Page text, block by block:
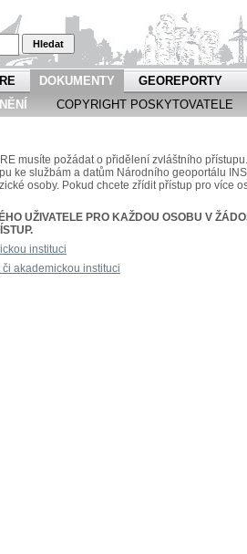
Hledat
DOKUMENTY GEOREPORTY
COPYRIGHT POSKYTOVATELE
musíte požádat o přidělení zvláštního
ke službám a datům Národního geoportálu
osoby. Pokud chcete zřídit přístup pro více
UŽIVATELE PRO KAŽDOU OSOBU V
instituci
akademickou instituci